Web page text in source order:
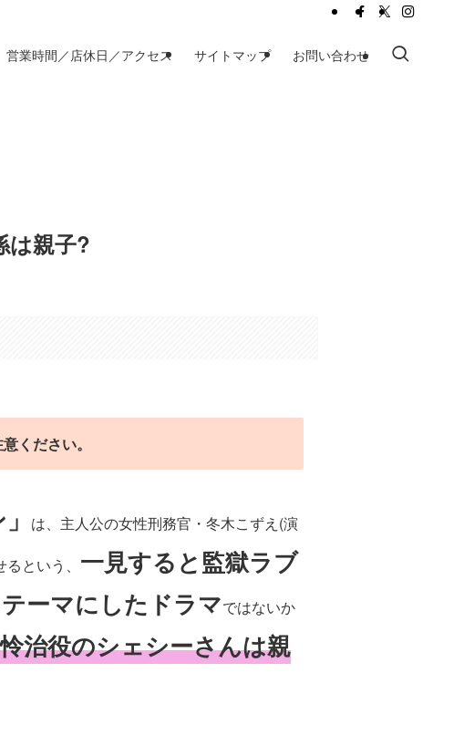
営業時間／店休日／アクセス サイトマップ お問い合わせ
は親子?
ください。
は、主人公の女性刑務官・冬木こずえ(演
という、 一見すると監獄ラブ
ーマにしたドラマではないか
治役のシェシーさんは親